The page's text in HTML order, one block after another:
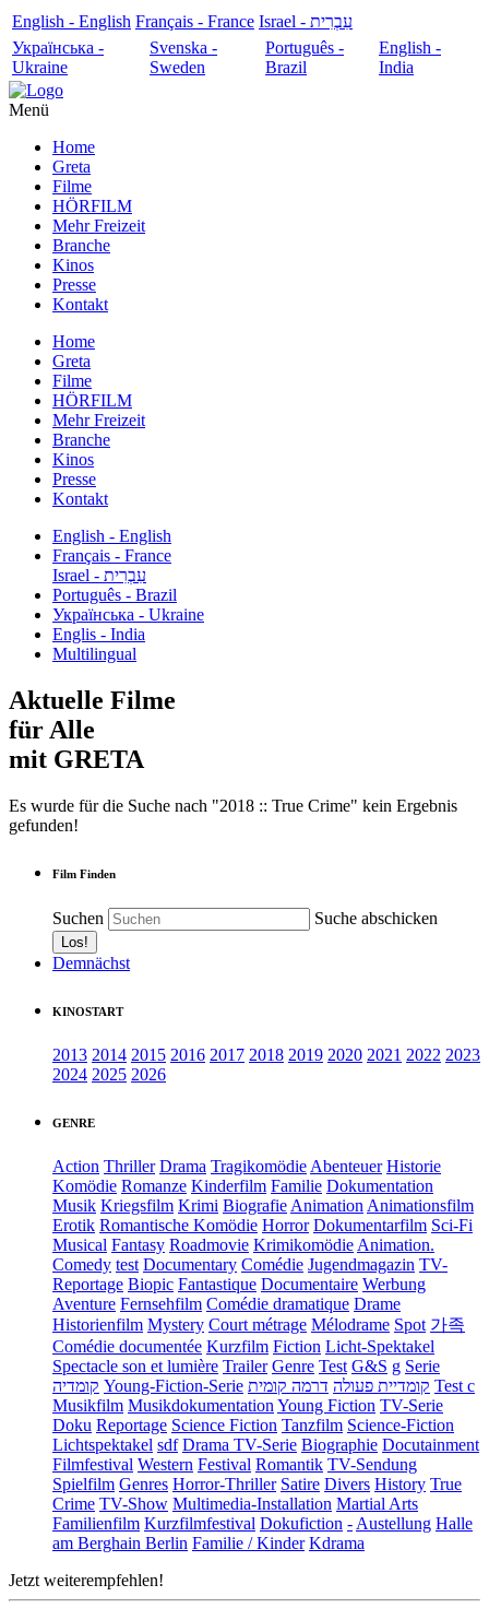
English - English Français - France
עִבְרִית - Israel
Українська -
Ukraine
Svenska -
Sweden
Português -
Brazil
English -
India
Menü
Home
Greta
Filme
HÖRFILM
Mehr Freizeit
Branche
Kinos
Presse
Kontakt
Home
Greta
Filme
HÖRFILM
Mehr Freizeit
Branche
Kinos
Presse
Kontakt
English - English
Français - France
עִבְרִית - Israel
Português - Brazil
Українська - Ukraine
Englis - India
Multilingual
Aktuelle Filme
für Alle
mit GRETA
Es wurde für die Suche nach "2018 :: True Crime" kein Ergebnis
gefunden!
Film Finden
Suchen Suche abschicken
Demnächst
KINOSTART
2013 2014 2015 2016 2017 2018 2019 2020 2021 2022 2023
2024 2025 2026
GENRE
Action Thriller Drama Tragikomödie Abenteuer Historie
Komödie Romanze Kinderfilm Familie Dokumentation
Musik Kriegsfilm Krimi Biografie Animation Animationsfilm
Erotik Romantische Komödie Horror Dokumentarfilm Sci-Fi
Musical Fantasy Roadmovie Krimikomödie Animation.
Comedy test Documentary Comédie Jugendmagazin TV-
Reportage Biopic Fantastique Documentaire Werbung
Aventure Fernsehfilm Comédie dramatique Drame
Historienfilm Mystery Court métrage Mélodrame Spot 가족
Comédie documentée Kurzfilm Fiction Licht-Spektakel
Spectacle son et lumière Trailer Genre Test G&S g Serie
קומדיה Young-Fiction-Serie קומדיית פעולה דרמה קומית
Test c
Musikfilm Musikdokumentation Young Fiction TV-Serie
Doku Reportage Science Fiction Tanzfilm Science-Fiction
Lichtspektakel sdf Drama TV-Serie Biographie Docutainment
Filmfestival Western Festival Romantik TV-Sendung
Spielfilm Genres Horror-Thriller Satire Divers History True
Crime TV-Show Multimedia-Installation Martial Arts
Familienfilm Kurzfilmfestival Dokufiction - Austellung Halle
am Berghain Berlin Familie / Kinder Kdrama
Jetzt weiterempfehlen!